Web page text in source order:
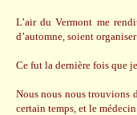
L’air du Vermont me
d’automne, soient
Ce fut la dernière fois que
Nous nous nous trouvions
certain temps, et le